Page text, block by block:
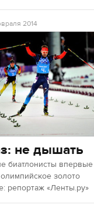
игр. Все очень
дорогие читатели!
продолжает вести
хронику, хотя
уже закончены и
Но все это не
в Сочи сегодня
не будет.
ЦЕЛИКОМ
2014
не дышать
биатлонисты впервые
золото
репортаж «Ленты.ру»